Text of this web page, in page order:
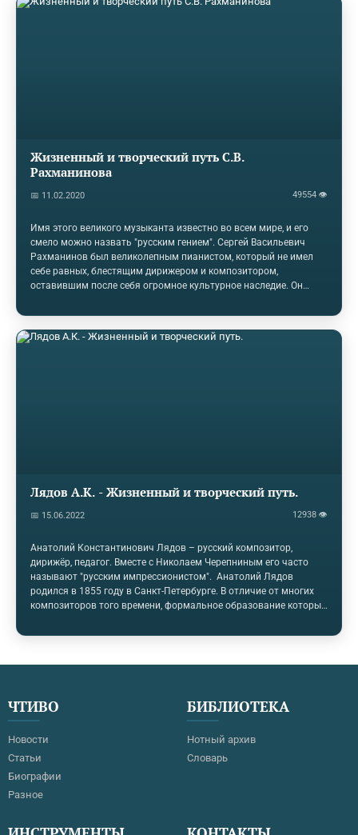
Пушкин, и царила "божественная" Истомина. Пушкинские
Жизненный и творческий путь С.В.
Рахманинова
📅 11.02.2020 49554 👁
Имя этого великого музыканта известно во всем мире, и его
смело можно назвать "русским гением". Сергей Васильевич
Рахманинов был великолепным пианистом, который не имел
себе равных, блестящим дирижером и композитором,
оставившим после себя огромное культурное наследие. Он
вдохновенностью никого не могут оставить равнодушными.
Роковая судьба распорядилась так, что маэстро пришлось
покинуть Родину, но любовь к отчизне, как и любовь к музыке,
Лядов А.К. - Жизненный и творческий путь.
📅 15.06.2022 12938 👁
Анатолий Константинович Лядов – русский композитор,
дирижёр, педагог. Вместе с Николаем Черепниным его часто
называют "русским импрессионистом". Анатолий Лядов
родился в 1855 году в Санкт-Петербурге. В отличие от многих
композиторов того времени, формальное образование которых
самого рождения – его отец был дирижёром (под управлением
Даргомыжского и "Рогнеды" Серова), а дед служил
музыкальной грамоты, позже он начал учиться в…
ЧТИВО
Новости
Статьи
Биографии
Разное
БИБЛИОТЕКА
Нотный архив
Словарь